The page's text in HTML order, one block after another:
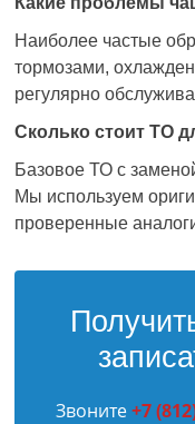
Наиболее частые
тормозами,
регулярно
Сколько стоит ТО
Базовое ТО с
Мы используем
проверенные
Звоните+7